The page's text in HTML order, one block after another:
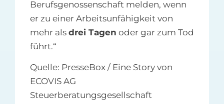
Berufsgenossenschaft melden, wenn
er zu einer Arbeitsunfähigkeit von
mehr als drei Tagen oder gar zum Tod
führt.“
Quelle: PresseBox / Eine Story von
ECOVIS AG
Steuerberatungsgesellschaft